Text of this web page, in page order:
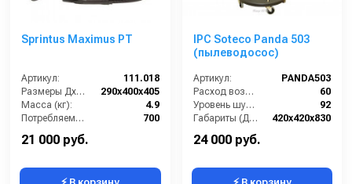
Sprintus Maximus PT
Артикул:
111.018
Размеры ДхШхВ (мм):
290x400x405
Масса (кг):
4.9
Потребляемая мощность (Вт):
700
Объем бака (л):
21 000 руб.
IPC Soteco Panda 503
(пылеводосос)
Артикул:
PANDA503
Расход воздуха (л/сек):
60
Уровень шума (дБ(А)):
92
Габариты (ДхШхВ):
420х420х830
Номинальный диаметр принадлежностей (мм):
24 000 руб.